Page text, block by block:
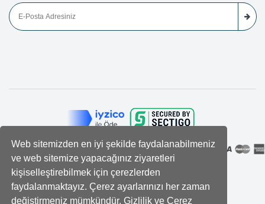
Web sitemizden en iyi şekilde faydalanabilmeniz
ve web sitemize yapacağınız ziyaretleri
kişiselleştirebilmek için çerezlerden
faydalanmaktayız. Çerez ayarlarınızı her zaman
değiştirmeniz mümkündür. Gizlilik ve Çerez